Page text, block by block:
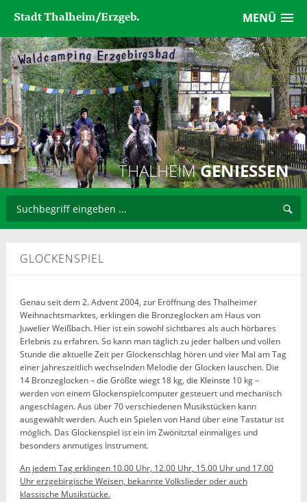
MENÜ
Stadt Thalheim/Erzgeb.
THALHEIMGENIESSEN
GLOCKENSPIEL
Genau seit dem 2. Advent 2004, zur Eröffnung des Thalheimer
Weihnachtsmarktes, erklingen die Bronzeglocken am Haus von
Juwelier Weißbach. Hier ist ein sowohl sichtbares als auch hörbares
Erlebnis zu erfahren. So kann man täglich zu jeder halben und vollen
Stunde die aktuelle Zeit per Glockenschlag hören und vier Mal am Tag
einer jahreszeitlich wechselnden Melodie der Glocken lauschen. Die
14 Bronzeglocken – die Größte wiegt 18 kg, die Kleinste 10 kg –
werden von einem Glockenspielcomputer gesteuert und mechanisch
angeschlagen. Aus über 70 verschiedenen Musikstücken kann
ausgewählt werden. Auch ein Spielen von Hand über eine Tastatur ist
möglich. Das Glockenspiel ist ein im Zwönitztal einmaliges und
besonders anmutiges Instrument.
An jedem Tag erklingen 10.00 Uhr, 12.00 Uhr, 15.00 Uhr und 17.00
Uhr erzgebirgische Weisen, bekannte Volkslieder oder auch
klassische Musikstücke.